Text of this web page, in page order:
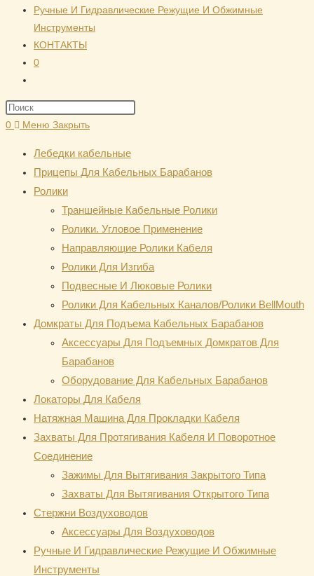
Ручные И Гидравлические Режущие И Обжимные
Инструменты
КОНТАКТЫ
0
по
веб-
сайту
закрыть
поиска.
0 Меню Закрыть
Лебедки кабельные
Прицепы Для Кабельных Барабанов
Ролики
Траншейные Кабельные Ролики
Ролики. Угловое Применение
Направляющие Ролики Кабеля
Ролики Для Изгиба
Подвесные И Люковые Ролики
Ролики Для Кабельных Каналов/Ролики BellMouth
Домкраты Для Подъема Кабельных Барабанов
Аксессуары Для Подъемных Домкратов Для
Барабанов
Оборудование Для Кабельных Барабанов
Локаторы Для Кабеля
Натяжная Mашина Для Прокладки Кабеля
Захваты Для Протягивания Кабеля И Поворотное
Соединение
Зажимы Для Вытягивания Закрытого Типа
Захваты Для Вытягивания Открытого Типа
Стержни Воздуховодов
Аксессуары Для Воздуховодов
Ручные И Гидравлические Режущие И Обжимные
Инструменты